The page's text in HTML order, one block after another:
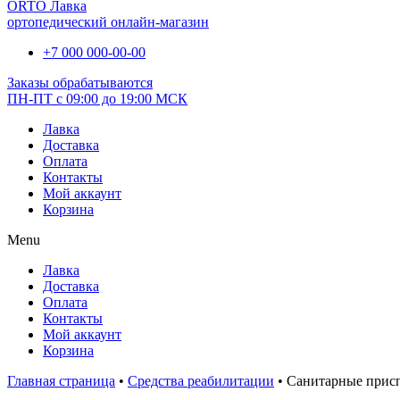
ORTO Лавка
ортопедический онлайн-магазин
+7 000 000-00-00
Заказы обрабатываются
ПН-ПТ с 09:00 до 19:00 МСК
Лавка
Доставка
Оплата
Контакты
Мой аккаунт
Корзина
Menu
Лавка
Доставка
Оплата
Контакты
Мой аккаунт
Корзина
Главная страница • Средства реабилитации • Санитарные